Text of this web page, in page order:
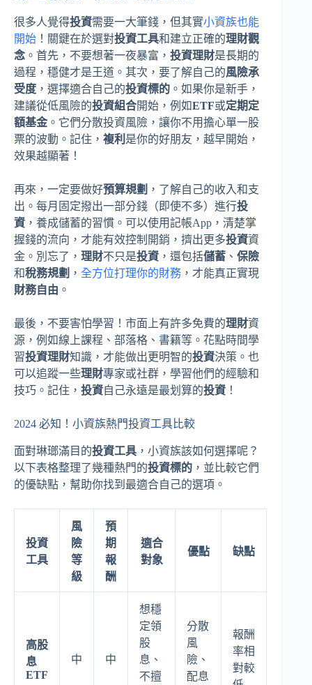
很多人覺得投資需要一大筆錢，但其實小資族也能
開始 ！關鍵在於選對投資工具和建立正確的理財觀
念 。首先，不要想著一夜暴富， 投資理財是長期的
過程，穩健才是王道。其次，要了解自己的風險承
受度 ，選擇適合自己的投資標的 。如果你是新手，
建議從低風險的投資組合開始，例如ETF或定期定
額基金 。它們分散投資風險，讓你不用擔心單一股
票的波動。記住， 複利 是你的好朋友，越早開始，
效果越顯著！
再來，一定要做好預算規劃 ，了解自己的收入和支
出。每月固定撥出一部分錢（即使不多）進行投
資 ，養成儲蓄的習慣。可以使用記帳App，清楚掌
握錢的流向，才能有效控制開銷，擠出更多投資資
金。別忘了， 理財不只是投資 ，還包括儲蓄 、 保險
和稅務規劃 ， 全方位打理你的財務 ，才能真正實現
財務自由 。
最後，不要害怕學習！市面上有許多免費的理財資
源，例如線上課程、部落格、書籍等。花點時間學
習投資理財知識，才能做出更明智的投資決策。也
可以追蹤一些理財專家或社群，學習他們的經驗和
技巧。記住， 投資自己永遠是最划算的投資 ！
2024 必知！小資族熱門投資工具比較
面對琳瑯滿目的投資工具 ，小資族該如何選擇呢？
以下表格整理了幾種熱門的投資標的 ，並比較它們
的優缺點，幫助你找到最適合自己的選項。
投資
工具
風
險
等
級
預
期
報
酬
適合
對象
優點 缺點
高股
息
ETF
中 中
想穩
定領
股
息、
不擅
分散
風
險、
配息
報酬
率相
對較